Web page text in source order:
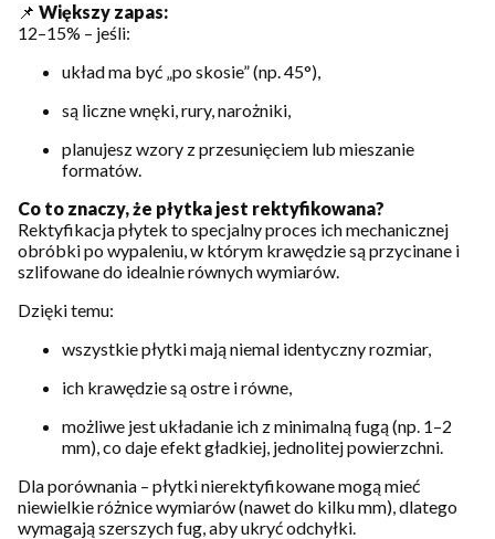
📌 Większy zapas:
12–15% – jeśli:
układ ma być „po skosie” (np. 45°),
są liczne wnęki, rury, narożniki,
planujesz wzory z przesunięciem lub mieszanie
formatów.
Co to znaczy, że płytka jest rektyfikowana?
Rektyfikacja płytek to specjalny proces ich mechanicznej
obróbki po wypaleniu, w którym krawędzie są przycinane i
szlifowane do idealnie równych wymiarów.
Dzięki temu:
wszystkie płytki mają niemal identyczny rozmiar,
ich krawędzie są ostre i równe,
możliwe jest układanie ich z minimalną fugą (np. 1–2
mm), co daje efekt gładkiej, jednolitej powierzchni.
Dla porównania – płytki nierektyfikowane mogą mieć
niewielkie różnice wymiarów (nawet do kilku mm), dlatego
wymagają szerszych fug, aby ukryć odchyłki.